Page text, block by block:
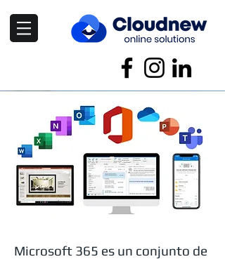
Microsoft 365 es un conjunto de